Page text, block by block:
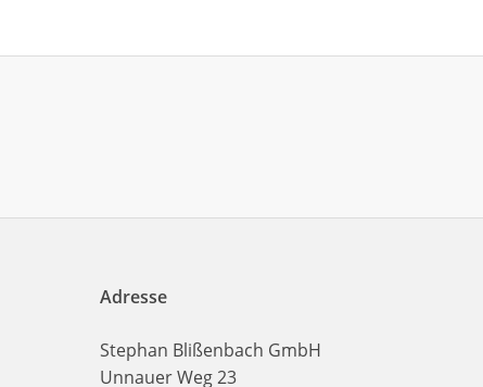
Adresse
Stephan Blißenbach GmbH
Unnauer Weg 23